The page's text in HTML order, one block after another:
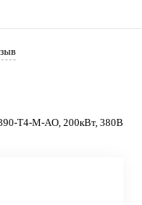
T4-M-AO, 200кВт, 380В